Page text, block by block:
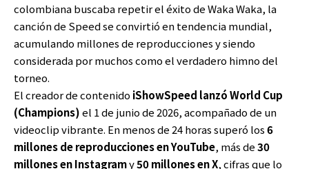
colombiana buscaba repetir el éxito de Waka Waka, la
canción de Speed se convirtió en tendencia mundial,
acumulando millones de reproducciones y siendo
considerada por muchos como el verdadero himno del
torneo.
El creador de contenido iShowSpeed lanzó World Cup
(Champions)el 1 de junio de 2026, acompañado de un
videoclip vibrante. En menos de 24 horas superó los6
millones de reproducciones en YouTube, más de30
millones en Instagramy50 millones en X, cifras que lo